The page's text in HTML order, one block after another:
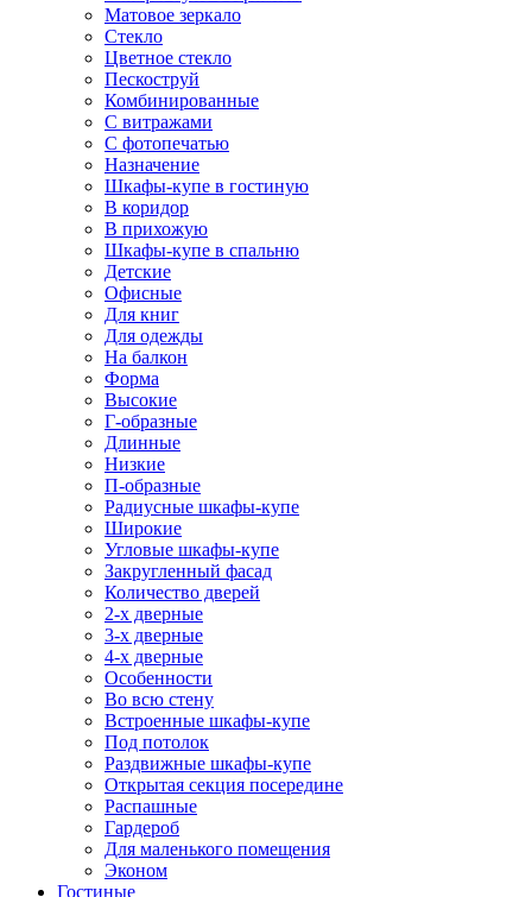
Матовое зеркало
Стекло
Цветное стекло
Пескоструй
Комбинированные
С витражами
С фотопечатью
Назначение
Шкафы-купе в гостиную
В коридор
В прихожую
Шкафы-купе в спальню
Детские
Офисные
Для книг
Для одежды
На балкон
Форма
Высокие
Г-образные
Длинные
Низкие
П-образные
Радиусные шкафы-купе
Широкие
Угловые шкафы-купе
Закругленный фасад
Количество дверей
2-х дверные
3-х дверные
4-х дверные
Особенности
Во всю стену
Встроенные шкафы-купе
Под потолок
Раздвижные шкафы-купе
Открытая секция посередине
Распашные
Гардероб
Для маленького помещения
Эконом
Гостиные